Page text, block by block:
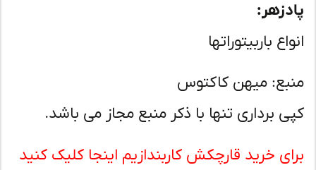
باربیتوراتها
میهن کاکتوس
برداری تنها با ذکر منبع مجاز می باشد.
خرید قارچکش کاربندازیم اینجا کلیک کنید